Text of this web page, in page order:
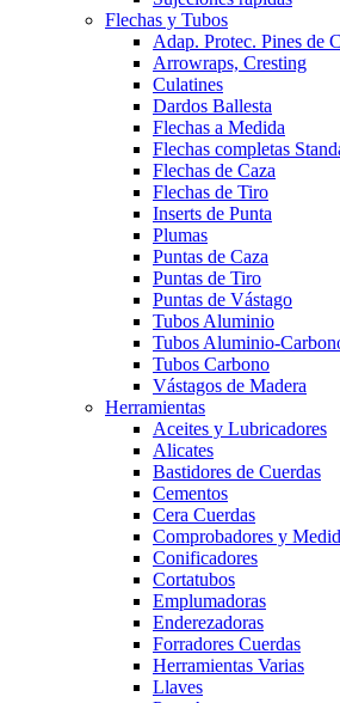
Flechas y Tubos
Adap. Protec. Pines de
Arrowraps, Cresting
Culatines
Dardos Ballesta
Flechas a Medida
Flechas completas
Flechas de Caza
Flechas de Tiro
Inserts de Punta
Plumas
Puntas de Caza
Puntas de Tiro
Puntas de Vástago
Tubos Aluminio
Tubos Aluminio-
Tubos Carbono
Vástagos de Madera
Herramientas
Aceites y Lubricadores
Alicates
Bastidores de Cuerdas
Cementos
Cera Cuerdas
Comprobadores y
Conificadores
Cortatubos
Emplumadoras
Enderezadoras
Forradores Cuerdas
Herramientas Varias
Llaves